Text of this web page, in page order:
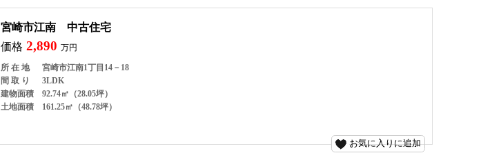
宮崎市江南 中古住宅
価格 2,890 万円
所 在 地
宮崎市江南1丁目14－18
間 取 り
3LDK
建物面積
92.74㎡（28.05坪）
土地面積
161.25㎡（48.78坪）
お気に入りに追加